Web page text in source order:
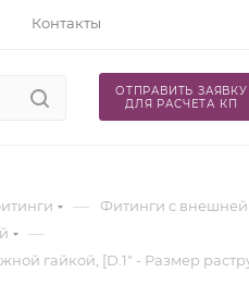
Контакты
ОТПРАВИТЬ ЗАЯВКУ
ДЛЯ РАСЧЕТА КП
— Фитинги с внешней
—
гайкой, [D.1" - Размер